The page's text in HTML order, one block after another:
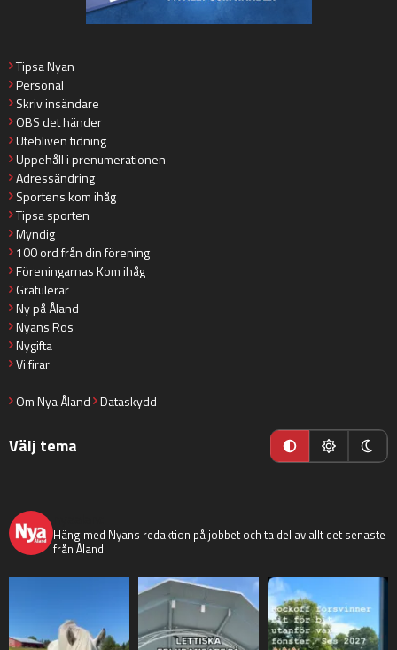
Tipsa Nyan
Personal
Skriv insändare
OBS det händer
Utebliven tidning
Uppehåll i prenumerationen
Adressändring
Sportens kom ihåg
Tipsa sporten
Myndig
100 ord från din förening
Föreningarnas Kom ihåg
Gratulerar
Ny på Åland
Nyans Ros
Nygifta
Vi firar
Om Nya Åland Dataskydd
Välj tema
Häng med Nyans redaktion på jobbet och ta del av allt det senaste
från Åland!